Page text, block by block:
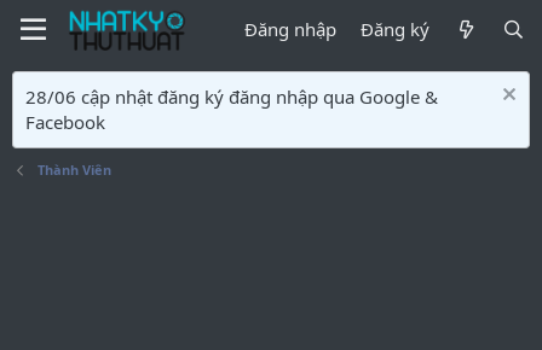
Đăng nhập Đăng ký
28/06 cập nhật đăng ký đăng nhập qua Google &
Facebook
Thành Viên